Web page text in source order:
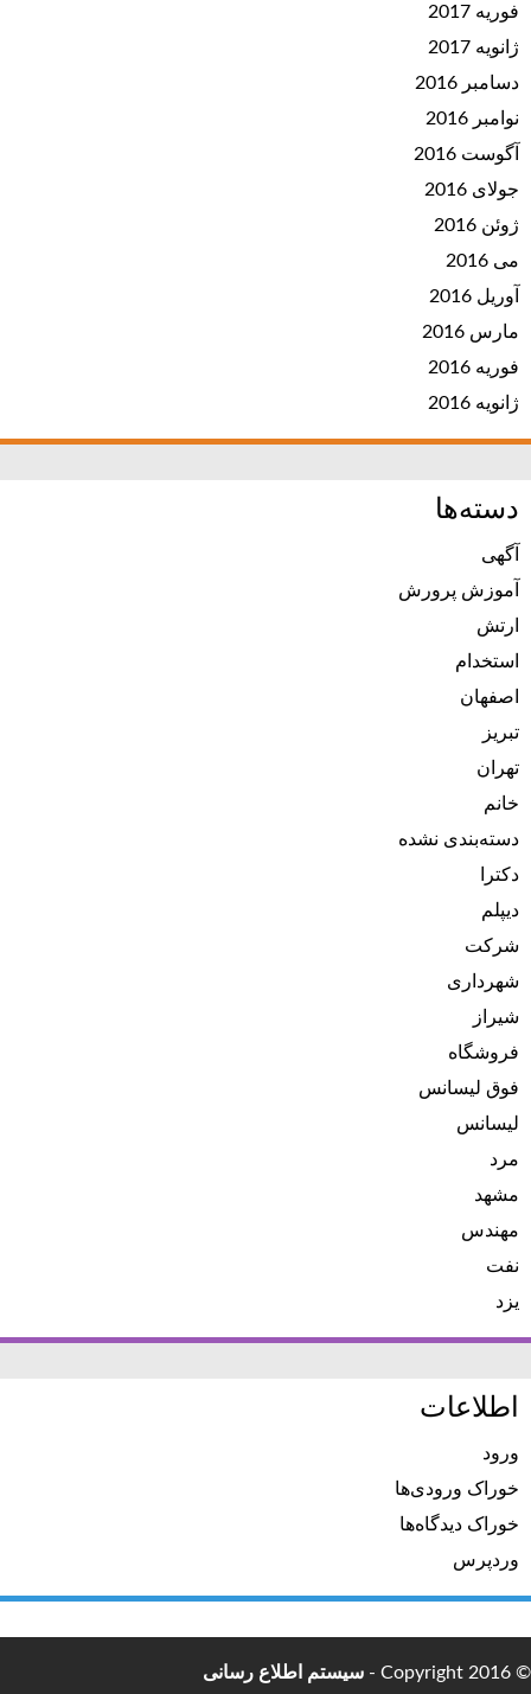
فوریه 2017
ژانویه 2017
دسامبر 2016
نوامبر 2016
آگوست 2016
جولای 2016
ژوئن 2016
می 2016
آوریل 2016
مارس 2016
فوریه 2016
ژانویه 2016
دسته‌ها
آگهی
آموزش پرورش
ارتش
استخدام
اصفهان
تبریز
تهران
خانم
دسته‌بندی نشده
دکترا
دیپلم
شرکت
شهرداری
شیراز
فروشگاه
فوق لیسانس
لیسانس
مرد
مشهد
مهندس
نفت
یزد
اطلاعات
ورود
خوراک ورودی‌ها
خوراک دیدگاه‌ها
وردپرس
© Copyright 2016 - سیستم اطلاع رسانی